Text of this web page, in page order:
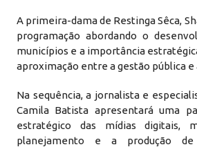
A primeira-dama de Restinga Sêca,
programação abordando o
municípios e a importância
aproximação entre a gestão pública e
Na sequência, a jornalista e
Camila Batista apresentará uma
estratégico das mídias digitais,
planejamento e a produção de